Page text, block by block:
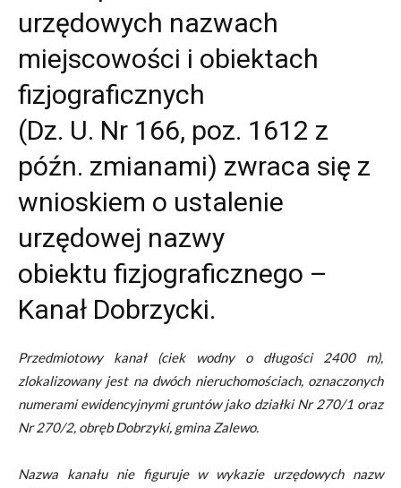
urzędowych nazwach
miejscowości i obiektach
fizjograficznych
(Dz. U. Nr 166, poz. 1612 z
późn. zmianami) zwraca się z
wnioskiem o ustalenie
urzędowej nazwy
obiektu fizjograficznego –
Kanał Dobrzycki.
Przedmiotowy kanał (ciek wodny o długości 2400 m),
zlokalizowany jest na dwóch nieruchomościach, oznaczonych
numerami ewidencyjnymi gruntów jako działki Nr 270/1 oraz
Nr 270/2, obręb Dobrzyki, gmina Zalewo.
Nazwa kanału nie figuruje w wykazie urzędowych nazw